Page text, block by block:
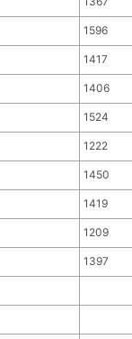
1596
1417
1406
1524
1222
1450
1419
1209
1397